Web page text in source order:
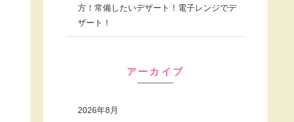
方！常備したいデザート！電子レンジでデ
ザート！
アーカイブ
2026年8月